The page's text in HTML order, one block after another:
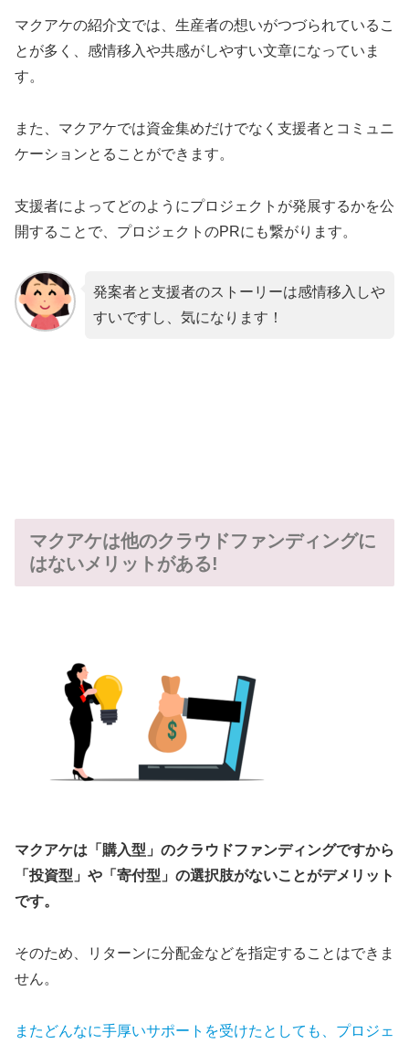
マクアケの紹介文では、生産者の想いがつづられているこ
とが多く、感情移入や共感がしやすい文章になっていま
す。
また、マクアケでは資金集めだけでなく支援者とコミュニ
ケーションとることができます。
支援者によってどのようにプロジェクトが発展するかを公
開することで、プロジェクトのPRにも繋がります。
発案者と支援者のストーリーは感情移入しや
すいですし、気になります！
マクアケは他のクラウドファンディングに
はないメリットがある!
マクアケは「購入型」のクラウドファンディングですから
「投資型」や「寄付型」の選択肢がないことがデメリット
です。
そのため、リターンに分配金などを指定することはできま
せん。
またどんなに手厚いサポートを受けたとしても、プロジェ